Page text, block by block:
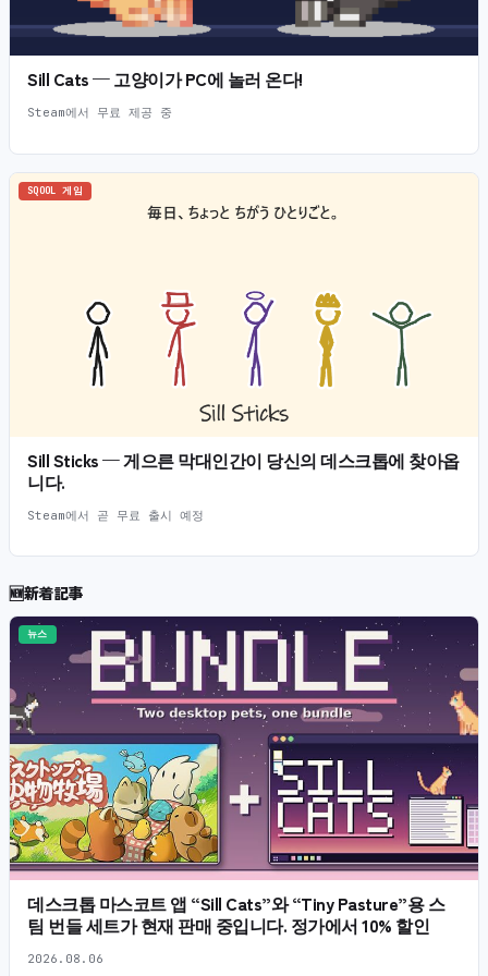
Sill Cats — 고양이가 PC에 놀러 온다!
Steam에서 무료 제공 중
SQOOL 게임
Sill Sticks — 게으른 막대인간이 당신의 데스크톱에 찾아옵
니다.
Steam에서 곧 무료 출시 예정
🆕新着記事
뉴스
데스크톱 마스코트 앱 “Sill Cats”와 “Tiny Pasture”용 스
팀 번들 세트가 현재 판매 중입니다. 정가에서 10% 할인
2026.08.06